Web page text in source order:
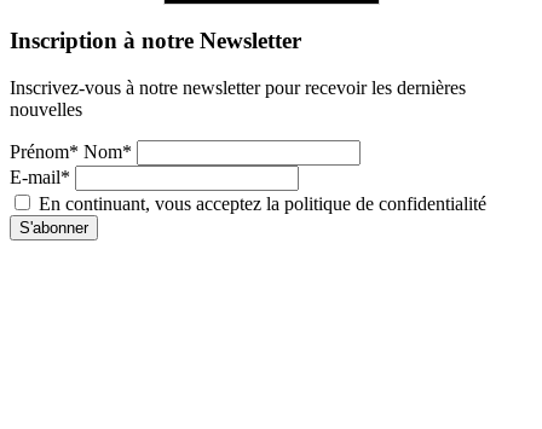
Inscription à notre Newsletter
Inscrivez-vous à notre newsletter pour recevoir les dernières
nouvelles
Prénom* Nom*
E-mail*
En continuant, vous acceptez la politique de confidentialité